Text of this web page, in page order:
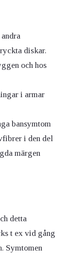
diskar.
och hos
i armar
bansymtom
i den del
märgen
detta
t ex vid gång
Symtomen